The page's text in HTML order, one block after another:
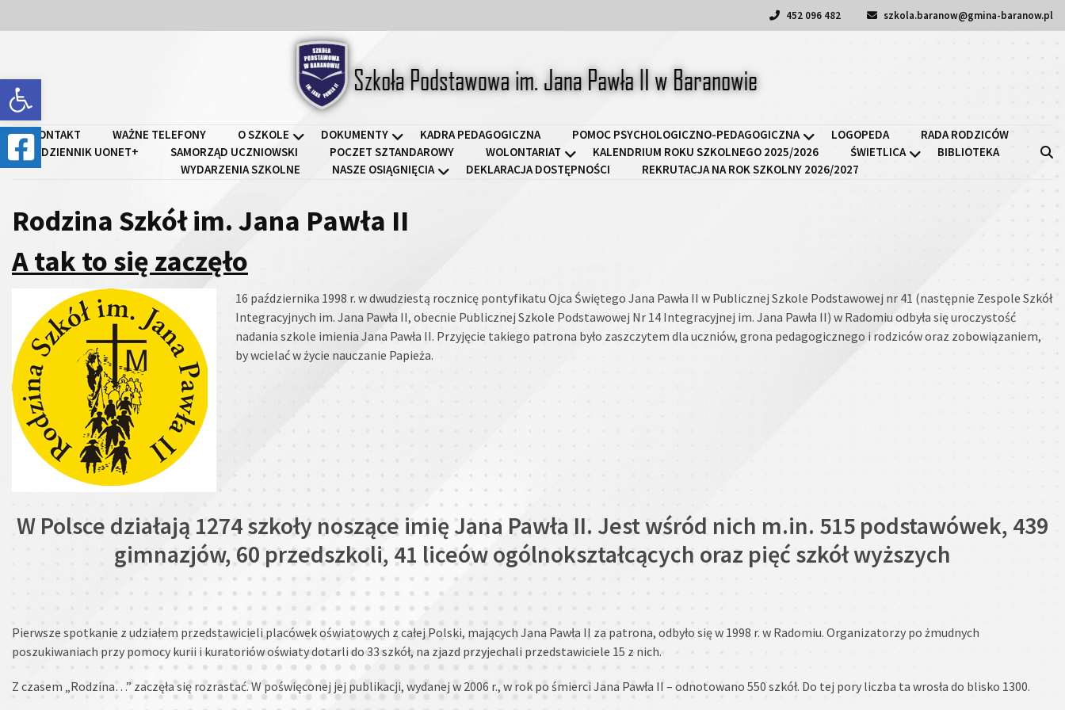
Open toolbar
to
to
452 096 482 szkola.baranow@gmina-baranow.pl
Szkoła Podstawowa im. Jana Pawła II w Baranowie
KONTAKT WAŻNE TELEFONY O SZKOLE DOKUMENTY KADRA PEDAGOGICZNA POMOC PSYCHOLOGICZNO-PEDAGOGICZNA LOGOPEDA
RADA RODZICÓW
DZIENNIK UONET+
SAMORZĄD UCZNIOWSKI POCZET SZTANDAROWY WOLONTARIAT KALENDRIUM ROKU SZKOLNEGO 2025/2026 ŚWIETLICA
BIBLIOTEKA
WYDARZENIA SZKOLNE
NASZE OSIĄGNIĘCIA DEKLARACJA DOSTĘPNOŚCI REKRUTACJA NA ROK SZKOLNY 2026/2027
Rodzina Szkół im. Jana Pawła II
A tak to się zaczęło
16 października 1998 r. w dwudziestą rocznicę pontyfikatu Ojca Świętego Jana Pawła II w Publicznej Szkole Podstawowej nr 41 (następnie Zespole Szkół
Integracyjnych im. Jana Pawła II, obecnie Publicznej Szkole Podstawowej Nr 14 Integracyjnej im. Jana Pawła II) w Radomiu odbyła się uroczystość
nadania szkole imienia Jana Pawła II. Przyjęcie takiego patrona było zaszczytem dla uczniów, grona pedagogicznego i rodziców oraz zobowiązaniem,
by wcielać w życie nauczanie Papieża.
W Polsce działają 1274 szkoły noszące imię Jana Pawła II. Jest wśród nich m.in. 515 podstawówek, 439
gimnazjów, 60 przedszkoli, 41 liceów ogólnokształcących oraz pięć szkół wyższych
Pierwsze spotkanie z udziałem przedstawicieli placówek oświatowych z całej Polski, mających Jana Pawła II za patrona, odbyło się w 1998 r. w Radomiu. Organizatorzy po żmudnych
poszukiwaniach przy pomocy kurii i kuratoriów oświaty dotarli do 33 szkół, na zjazd przyjechali przedstawiciele 15 z nich.
Z czasem „Rodzina…” zaczęła się rozrastać. W poświęconej jej publikacji, wydanej w 2006 r., w rok po śmierci Jana Pawła II – odnotowano 550 szkół. Do tej pory liczba ta wrosła do blisko 1300.